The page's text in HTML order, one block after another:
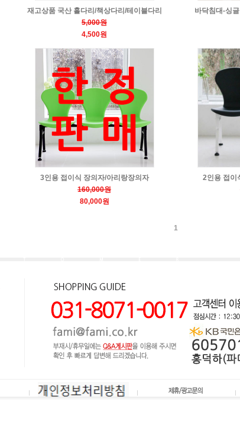
재고상품 국산 홀다리/책상다리/테이블다리
5,000원
4,500원
바닥침대-싱
3인용 접이식 장의자/아리랑장의자
160,000원
80,000원
2인용 접이
1